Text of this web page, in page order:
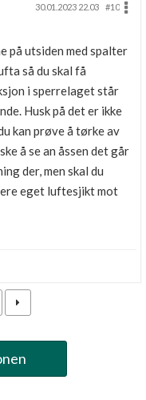
30.01.2023 22.03
#10
på utsiden med spalter
så du skal få
i sperrelaget står
Husk på det er ikke
kan prøve å tørke av
å se an åssen det går
der, men skal du
eget luftesjikt mot